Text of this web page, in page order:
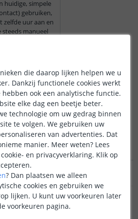
huidige, simpele
gebruiken,
zelfde uur aan en
steeds manueel
sterkte
augustus 2019
in het
heeft zal
er af gaat.
kleur en of
zal dan
wanneer de
2019
die daarop lijken helpen we u
Dankzij functionele cookies werkt
hebben ook een analytische functie.
elke dag een beetje beter.
technologie om uw gedrag binnen
te volgen. We gebruiken uw
van advertenties. Dat
manier. Meer weten? Lees
en privacyverklaring. Klik op
? Dan plaatsen we alleen
cookies en gebruiken we
lijken. U kunt uw voorkeuren later
voorkeuren pagina.